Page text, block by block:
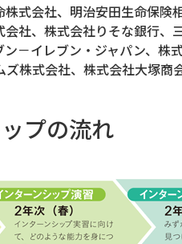
式会社、明治安田生命保
社、株式会社りそな銀行、
－イレブン・ジャパン、
ズ株式会社、株式会社大塚
プの流れ